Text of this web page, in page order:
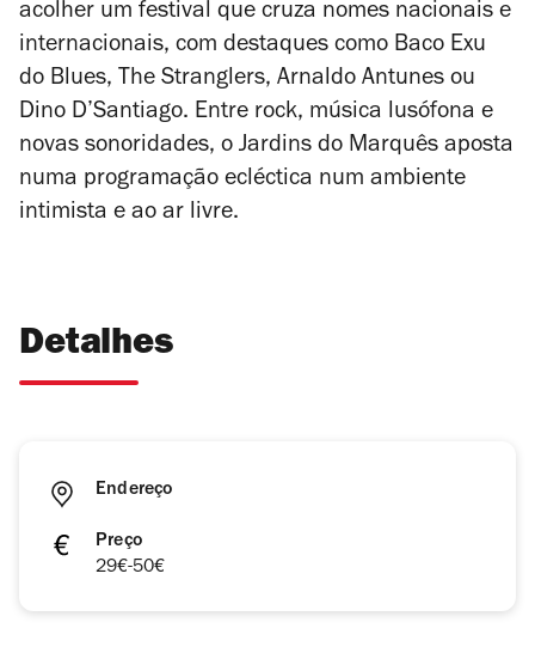
acolher um festival que cruza nomes nacionais e
internacionais, com destaques como Baco Exu
do Blues, The Stranglers, Arnaldo Antunes ou
Dino D’Santiago. Entre rock, música lusófona e
novas sonoridades, o Jardins do Marquês aposta
numa programação ecléctica num ambiente
intimista e ao ar livre.
Detalhes
Endereço
Preço
29€-50€